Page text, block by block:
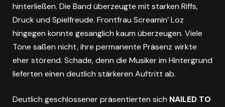
hinterließen. Die Band überzeugte mit starken Riffs,
Druck und Spielfreude. Frontfrau Screamin’ Loz
hingegen konnte gesanglich kaum überzeugen. Viele
Töne saßen nicht, ihre permanente Präsenz wirkte
eher störend. Schade, denn die Musiker im Hintergrund
lieferten einen deutlich stärkeren Auftritt ab.
Deutlich geschlossener präsentierten sich NAILED TO